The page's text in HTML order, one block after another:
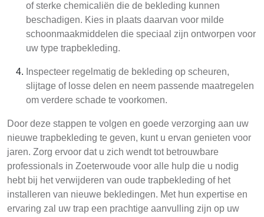
of sterke chemicaliën die de bekleding kunnen
beschadigen. Kies in plaats daarvan voor milde
schoonmaakmiddelen die speciaal zijn ontworpen voor
uw type trapbekleding.
Inspecteer regelmatig de bekleding op scheuren,
slijtage of losse delen en neem passende maatregelen
om verdere schade te voorkomen.
Door deze stappen te volgen en goede verzorging aan uw
nieuwe trapbekleding te geven, kunt u ervan genieten voor
jaren. Zorg ervoor dat u zich wendt tot betrouwbare
professionals in Zoeterwoude voor alle hulp die u nodig
hebt bij het verwijderen van oude trapbekleding of het
installeren van nieuwe bekledingen. Met hun expertise en
ervaring zal uw trap een prachtige aanvulling zijn op uw